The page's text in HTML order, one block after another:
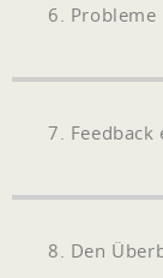
6.
7. Feedback
8. Den